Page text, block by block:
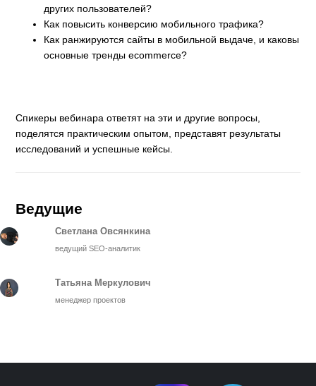
других пользователей?
Как повысить конверсию мобильного трафика?
Как ранжируются сайты в мобильной выдаче, и каковы
основные тренды ecommerce?
Спикеры вебинара ответят на эти и другие вопросы,
поделятся практическим опытом, представят результаты
исследований и успешные кейсы.
Ведущие
Светлана Овсянкина
ведущий SEO-аналитик
Татьяна Меркулович
менеджер проектов